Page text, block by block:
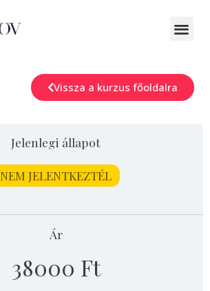
Vissza a kurzus főoldalra
Jelenlegi állapot
NEM JELENTKEZTÉL
Ár
38000 Ft